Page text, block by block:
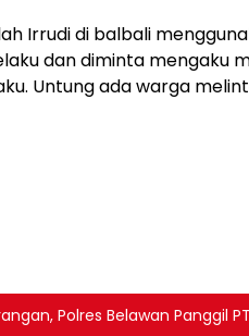
Irrudi di balbali
dan diminta mengaku
Untung ada warga
Polres Belawan Panggil